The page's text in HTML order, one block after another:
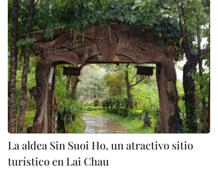
La aldea Sin Suoi Ho, un atractivo sitio
turístico en Lai Chau